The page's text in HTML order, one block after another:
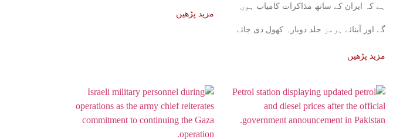
ہے کہ ایران کے ساتھ مذاکرات کامیاب ہوں
گے اور آبنائے ہرمز جلد دوبارہ کھول دی جائے
مزید پڑھیں
علاقائی ذرائع نے بتایا
مزید پڑھیں